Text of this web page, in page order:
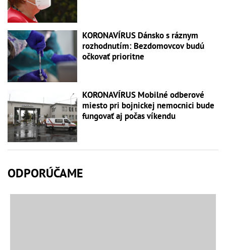
KORONAVÍRUS Dánsko s ráznym
rozhodnutím: Bezdomovcov budú
očkovať prioritne
KORONAVÍRUS Mobilné odberové
miesto pri bojnickej nemocnici bude
fungovať aj počas víkendu
ODPORÚČAME